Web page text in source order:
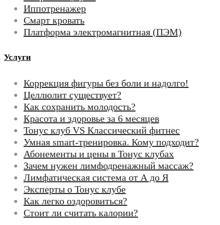
Иппотренажер
Смарт кровать
Платформа электромагнитная (ПЭМ)
Услуги
Коррекция фигуры без боли и надолго!
Целлюлит существует?
Как сохранить молодость?
Красота и здоровье за 6 месяцев
Тонус клуб VS Классический фитнес
Умная smart-тренировка. Кому подходит?
Абонементы и цены в Тонус клубах
Зачем нужен лимфодренажный массаж?
Лимфатическая система от А до Я
Эксперты о Тонус клубе
Как легко оздоровиться?
Стоит ли считать калории?